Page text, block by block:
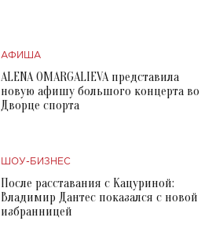
АФИША
ALENA OMARGALIEVA представила
новую афишу большого концерта во
Дворце спорта
ШОУ-БИЗНЕС
После расставания с Кацуриной:
Владимир Дантес показался с новой
избранницей